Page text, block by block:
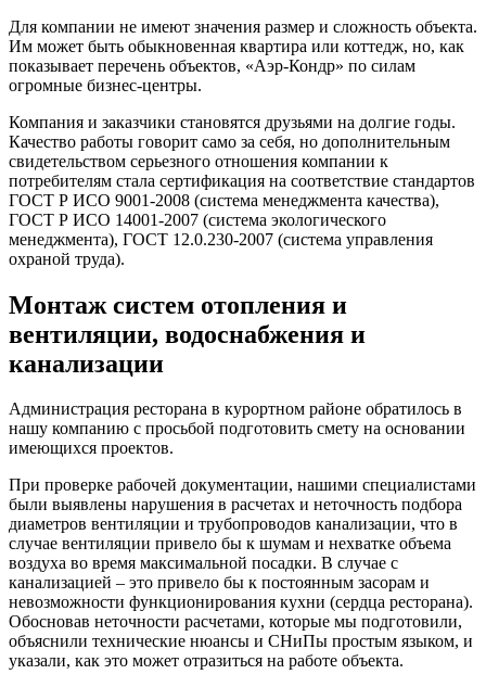
Для компании не имеют значения размер и сложность объекта.
Им может быть обыкновенная квартира или коттедж, но, как
показывает перечень объектов, «Аэр-Кондр» по силам
огромные бизнес-центры.
Компания и заказчики становятся друзьями на долгие годы.
Качество работы говорит само за себя, но дополнительным
свидетельством серьезного отношения компании к
потребителям стала сертификация на соответствие стандартов
ГОСТ Р ИСО 9001-2008 (система менеджмента качества),
ГОСТ Р ИСО 14001-2007 (система экологического
менеджмента), ГОСТ 12.0.230-2007 (система управления
охраной труда).
Монтаж систем отопления и
вентиляции, водоснабжения и
канализации
Администрация ресторана в курортном районе обратилось в
нашу компанию с просьбой подготовить смету на основании
имеющихся проектов.
При проверке рабочей документации, нашими специалистами
были выявлены нарушения в расчетах и неточность подбора
диаметров вентиляции и трубопроводов канализации, что в
случае вентиляции привело бы к шумам и нехватке объема
воздуха во время максимальной посадки. В случае с
канализацией – это привело бы к постоянным засорам и
невозможности функционирования кухни (cердца ресторана).
Обосновав неточности расчетами, которые мы подготовили,
объяснили технические нюансы и СНиПы простым языком, и
указали, как это может отразиться на работе объекта.